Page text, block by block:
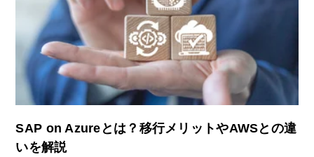
SAP on Azureとは？移行メリットやAWSとの違
いを解説